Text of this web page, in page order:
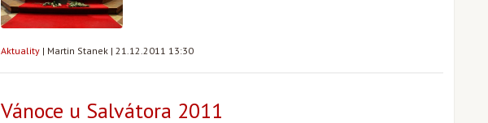
Aktuality | Martin Stanek | 21.12.2011 13:30
Vánoce u Salvátora 2011